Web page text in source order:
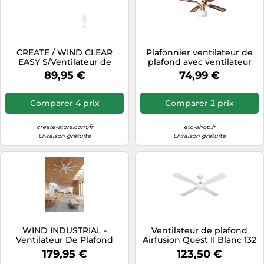
CREATE / WIND CLEAR
EASY S/Ventilateur de
plafond pales cachées
blanc avec télécommande
/ 40W, Silencieux, Ø50 cm,
lumière LED 3
temperatures, minuterie,
89,95 €
Comparer 4 prix
create-store.com/fr
Livraison gratuite
Plafonnier ventilateur de
plafond avec ventilateur
salle à manger ventilateur
refroidisseur avec abat-jour
en verre, flux retour, métal
MDF, 1x E27, D 105 cm
74,99 €
Comparer 2 prix
etc-shop.fr
Livraison gratuite
WIND INDUSTRIAL -
Ventilateur De Plafond
40W Silencieux Plusieurs
Tailles Disponibles Sans
179,95 €
Ventilateur de plafond
Airfusion Quest II Blanc 132
cm Lucci Air
123,50 €